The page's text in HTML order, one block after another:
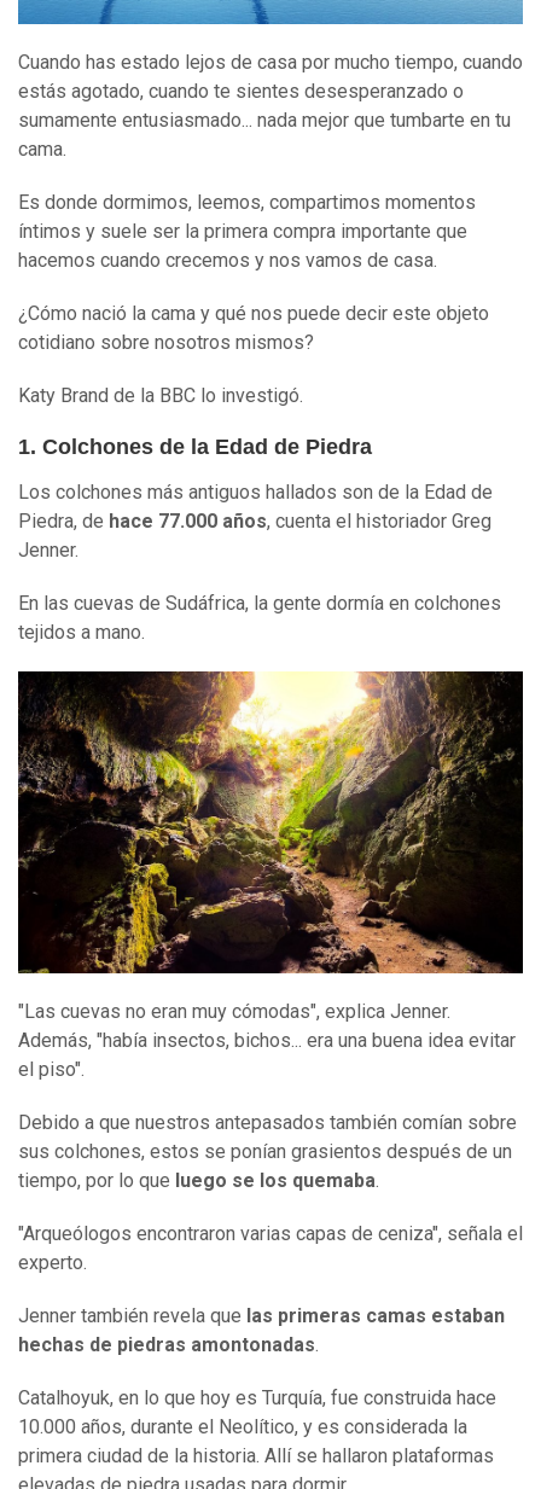
Cuando has estado lejos de casa por mucho tiempo, cuando
estás agotado, cuando te sientes desesperanzado o
sumamente entusiasmado... nada mejor que tumbarte en tu
cama.
Es donde dormimos, leemos, compartimos momentos
íntimos y suele ser la primera compra importante que
hacemos cuando crecemos y nos vamos de casa.
¿Cómo nació la cama y qué nos puede decir este objeto
cotidiano sobre nosotros mismos?
Katy Brand de la BBC lo investigó.
1. Colchones de la Edad de Piedra
Los colchones más antiguos hallados son de la Edad de
Piedra, de hace 77.000 años, cuenta el historiador Greg
Jenner.
En las cuevas de Sudáfrica, la gente dormía en colchones
tejidos a mano.
"Las cuevas no eran muy cómodas", explica Jenner.
Además, "había insectos, bichos... era una buena idea evitar
el piso".
Debido a que nuestros antepasados también comían sobre
sus colchones, estos se ponían grasientos después de un
tiempo, por lo que luego se los quemaba.
"Arqueólogos encontraron varias capas de ceniza", señala el
experto.
Jenner también revela que las primeras camas estaban
hechas de piedras amontonadas.
Catalhoyuk, en lo que hoy es Turquía, fue construida hace
10.000 años, durante el Neolítico, y es considerada la
primera ciudad de la historia. Allí se hallaron plataformas